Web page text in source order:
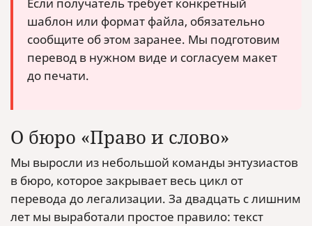
шаблон или формат файла, обязательно
сообщите об этом заранее. Мы подготовим
перевод в нужном виде и согласуем макет
до печати.
О бюро «Право и слово»
Мы выросли из небольшой команды энтузиастов
в бюро, которое закрывает весь цикл от
перевода до легализации. За двадцать с лишним
лет мы выработали простое правило: текст